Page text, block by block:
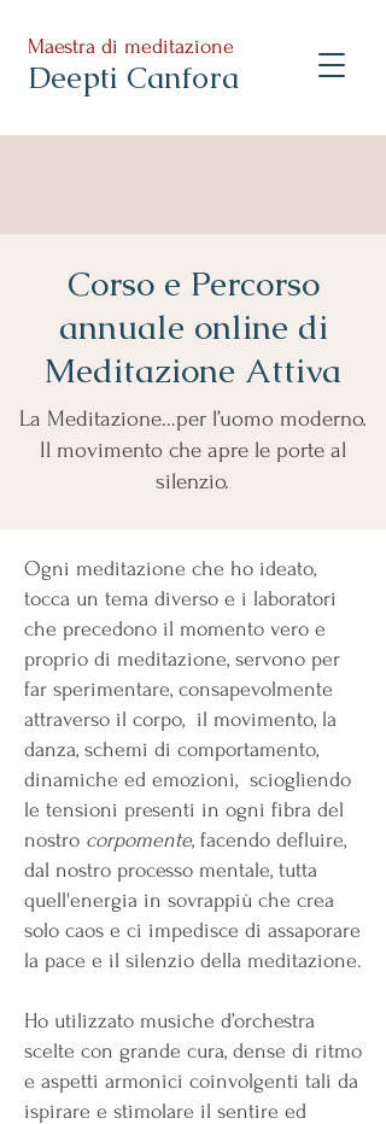
Maestra di meditazione
Deepti Canfora
Corso e Percorso
annuale online di
Meditazione Attiva
La Meditazione…per l’uomo moderno.
Il movimento che apre le porte al
silenzio.
Ogni meditazione che ho ideato,
tocca un tema diverso e i laboratori
che precedono il momento vero e
proprio di meditazione, servono per
far sperimentare, consapevolmente
attraverso il corpo, il movimento, la
danza, schemi di comportamento,
dinamiche ed emozioni, sciogliendo
le tensioni presenti in ogni fibra del
nostro corpomente, facendo defluire,
dal nostro processo mentale, tutta
quell'energia in sovrappiù che crea
solo caos e ci impedisce di assaporare
la pace e il silenzio della meditazione.
Ho utilizzato musiche d’orchestra
scelte con grande cura, dense di ritmo
e aspetti armonici coinvolgenti tali da
ispirare e stimolare il sentire ed